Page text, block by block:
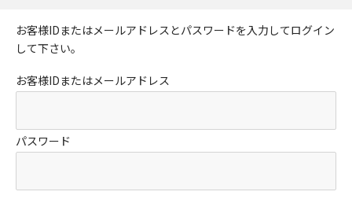
お客様IDまたはメールアドレスとパスワードを入力してログイン
して下さい。
お客様IDまたはメールアドレス
パスワード